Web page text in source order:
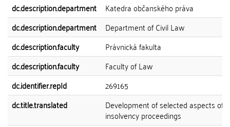
dc.description.department
Katedra občanského práva
dc.description.department
Department of Civil Law
dc.description.faculty
Právnická fakulta
dc.description.faculty
Faculty of Law
dc.identifier.repId
269165
dc.title.translated
Development of selected aspects of
insolvency proceedings